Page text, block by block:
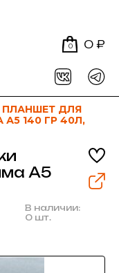
0 0 ₽
ПЛАНШЕТ ДЛЯ
140 ГР 40Л,
А5
В наличии:
0 шт.